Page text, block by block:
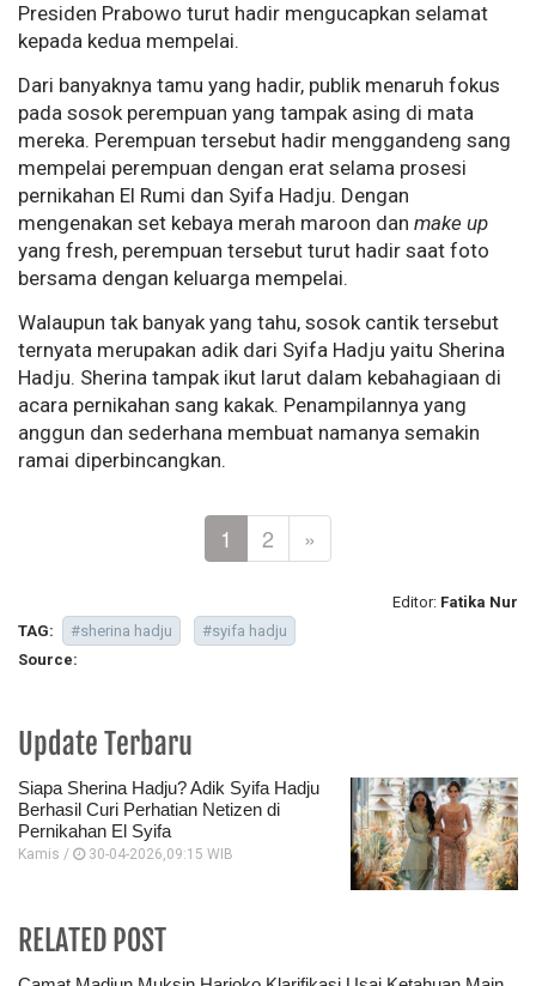
Presiden Prabowo turut hadir mengucapkan selamat
kepada kedua mempelai.
Dari banyaknya tamu yang hadir, publik menaruh fokus
pada sosok perempuan yang tampak asing di mata
mereka. Perempuan tersebut hadir menggandeng sang
mempelai perempuan dengan erat selama prosesi
pernikahan El Rumi dan Syifa Hadju. Dengan
mengenakan set kebaya merah maroon dan make up
yang fresh, perempuan tersebut turut hadir saat foto
bersama dengan keluarga mempelai.
Walaupun tak banyak yang tahu, sosok cantik tersebut
ternyata merupakan adik dari Syifa Hadju yaitu Sherina
Hadju. Sherina tampak ikut larut dalam kebahagiaan di
acara pernikahan sang kakak. Penampilannya yang
anggun dan sederhana membuat namanya semakin
ramai diperbincangkan.
1 2 »
Editor: Fatika Nur
TAG:
#sherina hadju
#syifa hadju
Source:
Update Terbaru
Siapa Sherina Hadju? Adik Syifa Hadju
Berhasil Curi Perhatian Netizen di
Pernikahan El Syifa
Kamis / 30-04-2026,09:15 WIB
RELATED POST